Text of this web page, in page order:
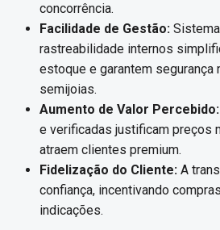
concorrência.
Facilidade de Gestão:
rastreabilidade internos
estoque e garantem segurança
semijoias.
Aumento de Valor Percebido:
e verificadas justificam preços
atraem clientes premium.
Fidelização do Cliente: A
confiança, incentivando
indicações.